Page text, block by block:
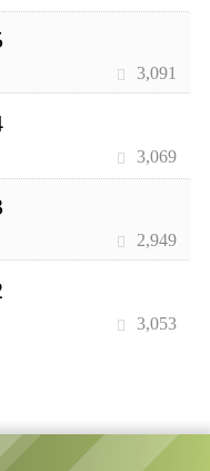
3,091
3,069
2,949
3,053